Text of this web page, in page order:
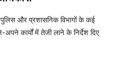
और प्रशासनिक विभागों के कई
कार्यों में तेजी लाने के निर्देश दिए